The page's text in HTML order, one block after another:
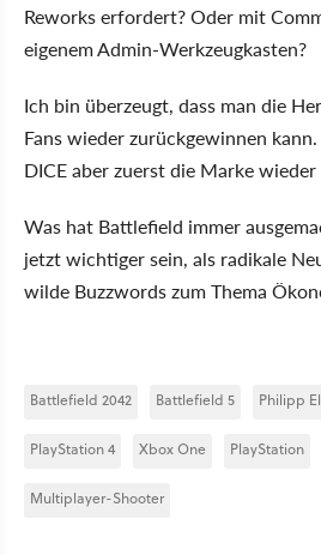
Reworks erfordert? Oder mit
eigenem Admin-Werkzeugkasten?
Ich bin überzeugt, dass man die
Fans wieder zurückgewinnen
DICE aber zuerst die Marke
Was hat Battlefield immer
jetzt wichtiger sein, als radikale
wilde Buzzwords zum Thema
Battlefield 2042 Battlefield 5 Philipp
PlayStation 4 Xbox One PlayStation
Multiplayer-Shooter